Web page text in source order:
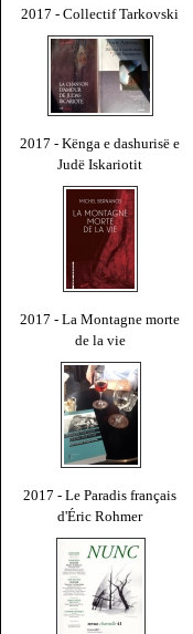
2017 - Collectif Tarkovski
2017 - Kënga e dashurisë e
Judë Iskariotit
2017 - La Montagne morte
de la vie
2017 - Le Paradis français
d'Éric Rohmer